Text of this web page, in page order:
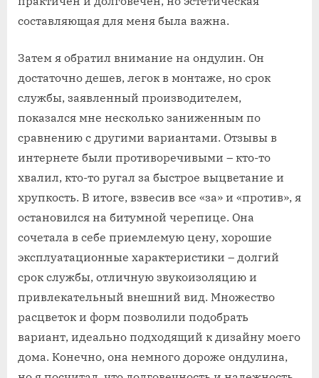
составляющая для меня была важна.
Затем я обратил внимание на ондулин. Он
достаточно дешев, легок в монтаже, но срок
службы, заявленный производителем,
показался мне несколько заниженным по
сравнению с другими вариантами. Отзывы в
интернете были противоречивыми – кто-то
хвалил, кто-то ругал за быстрое выцветание и
хрупкость. В итоге, взвесив все «за» и «против», я
остановился на битумной черепице. Она
сочетала в себе приемлемую цену, хорошие
эксплуатационные характеристики – долгий
срок службы, отличную звукоизоляцию и
привлекательный внешний вид. Множество
расцветок и форм позволили подобрать
вариант, идеально подходящий к дизайну моего
дома. Конечно, она немного дороже ондулина,